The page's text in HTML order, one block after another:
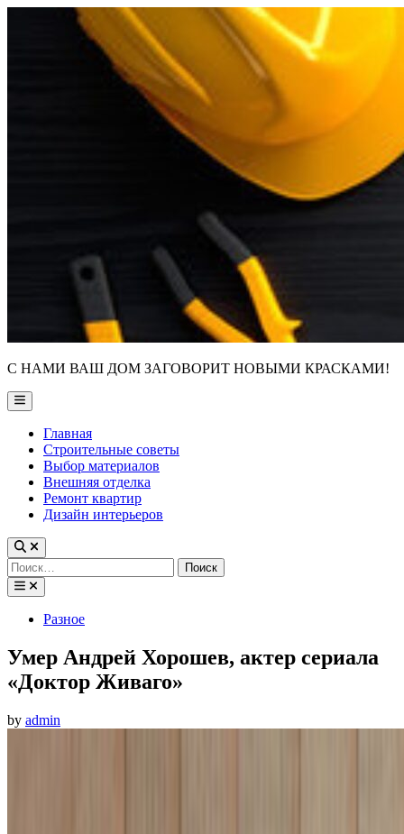
С НАМИ ВАШ ДОМ ЗАГОВОРИТ НОВЫМИ КРАСКАМИ!
Main
Menu
Главная
Строительные советы
Выбор материалов
Внешняя отделка
Ремонт квартир
Дизайн интерьеров
Найти:
PostedРазное
Умер Андрей Хорошев, актер сериала
«Доктор Живаго»
by admin